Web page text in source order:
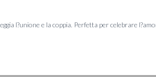
l?unione e la coppia. Perfetta per celebrare